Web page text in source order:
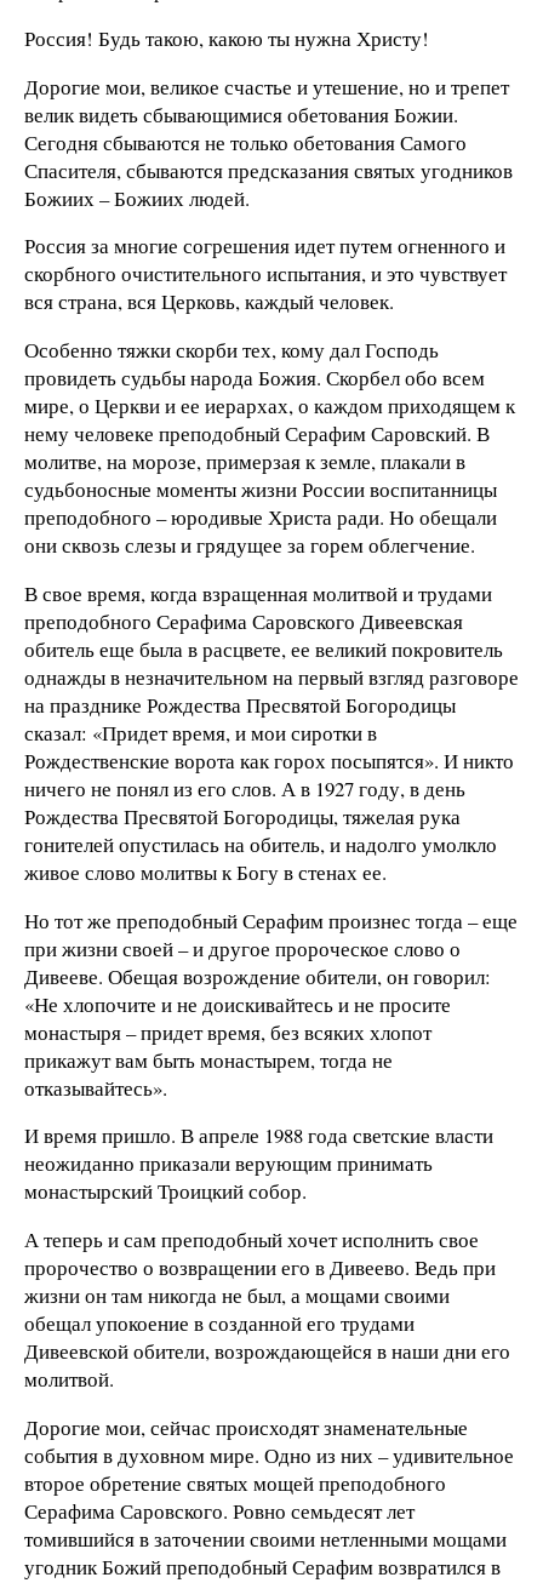
Россия! Будь такою, какою ты нужна Христу!
Дорогие мои, великое счастье и утешение, но и трепет
велик видеть сбывающимися обетования Божии.
Сегодня сбываются не только обетования Самого
Спасителя, сбываются предсказания святых угодников
Божиих – Божиих людей.
Россия за многие согрешения идет путем огненного и
скорбного очистительного испытания, и это чувствует
вся страна, вся Церковь, каждый человек.
Особенно тяжки скорби тех, кому дал Господь
провидеть судьбы народа Божия. Скорбел обо всем
мире, о Церкви и ее иерархах, о каждом приходящем к
нему человеке преподобный Серафим Саровский. В
молитве, на морозе, примерзая к земле, плакали в
судьбоносные моменты жизни России воспитанницы
преподобного – юродивые Христа ради. Но обещали
они сквозь слезы и грядущее за горем облегчение.
В свое время, когда взращенная молитвой и трудами
преподобного Серафима Саровского Дивеевская
обитель еще была в расцвете, ее великий покровитель
однажды в незначительном на первый взгляд разговоре
на празднике Рождества Пресвятой Богородицы
сказал: «Придет время, и мои сиротки в
Рождественские ворота как горох посыпятся». И никто
ничего не понял из его слов. А в 1927 году, в день
Рождества Пресвятой Богородицы, тяжелая рука
гонителей опустилась на обитель, и надолго умолкло
живое слово молитвы к Богу в стенах ее.
Но тот же преподобный Серафим произнес тогда – еще
при жизни своей – и другое пророческое слово о
Дивееве. Обещая возрождение обители, он говорил:
«Не хлопочите и не доискивайтесь и не просите
монастыря – придет время, без всяких хлопот
прикажут вам быть монастырем, тогда не
отказывайтесь».
И время пришло. В апреле 1988 года светские власти
неожиданно приказали верующим принимать
монастырский Троицкий собор.
А теперь и сам преподобный хочет исполнить свое
пророчество о возвращении его в Дивеево. Ведь при
жизни он там никогда не был, а мощами своими
обещал упокоение в созданной его трудами
Дивеевской обители, возрождающейся в наши дни его
молитвой.
Дорогие мои, сейчас происходят знаменательные
события в духовном мире. Одно из них – удивительное
второе обретение святых мощей преподобного
Серафима Саровского. Ровно семьдесят лет
томившийся в заточении своими нетленными мощами
угодник Божий преподобный Серафим возвратился в